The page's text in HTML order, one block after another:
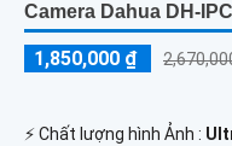
Camera Dahua DH-
1,850,000 ₫
️⚡ Chất lượng hình Ảnh :